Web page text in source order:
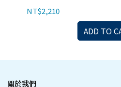
NT$2,210
ADD TO
關於我們